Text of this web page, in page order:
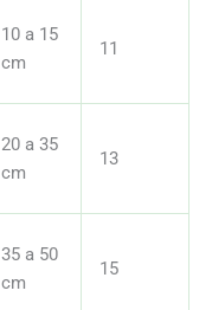
10 a 15
cm
11
20 a 35
cm
13
35 a 50
cm
15